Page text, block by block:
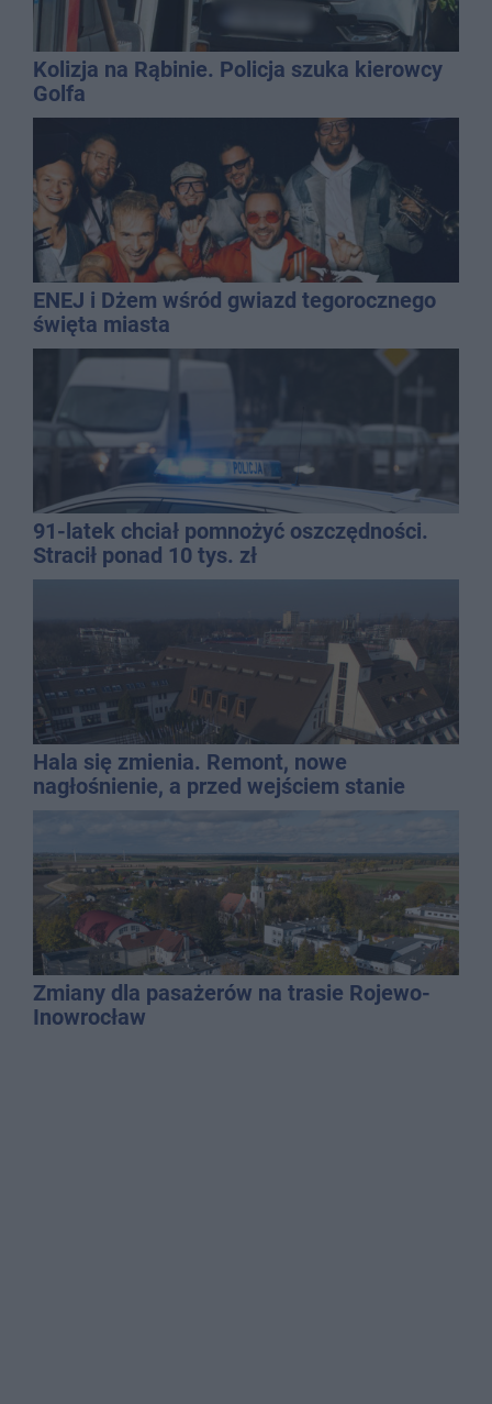
Kolizja na Rąbinie. Policja szuka kierowcy
Golfa
ENEJ i Dżem wśród gwiazd tegorocznego
święta miasta
91-latek chciał pomnożyć oszczędności.
Stracił ponad 10 tys. zł
Hala się zmienia. Remont, nowe
nagłośnienie, a przed wejściem stanie
QEMETICA ARENA
Zmiany dla pasażerów na trasie Rojewo-
Inowrocław